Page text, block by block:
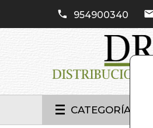
954900340
CATEGORÍAS